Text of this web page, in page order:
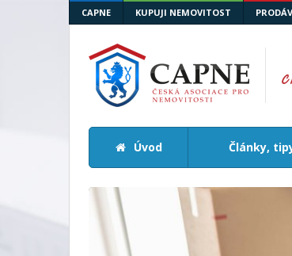
CAPNE KUPUJI NEMOVITOST
Úvod Články,